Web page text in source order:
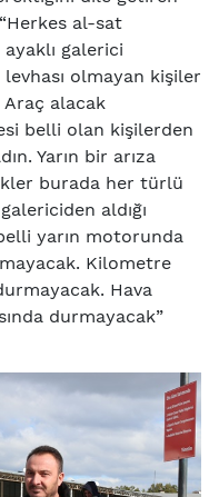
al-sat
galerici
olmayan kişiler
alacak
belli olan kişilerden
Yarın bir arıza
burada her türlü
aldığı
yarın motorunda
Kilometre
Hava
durmayacak”